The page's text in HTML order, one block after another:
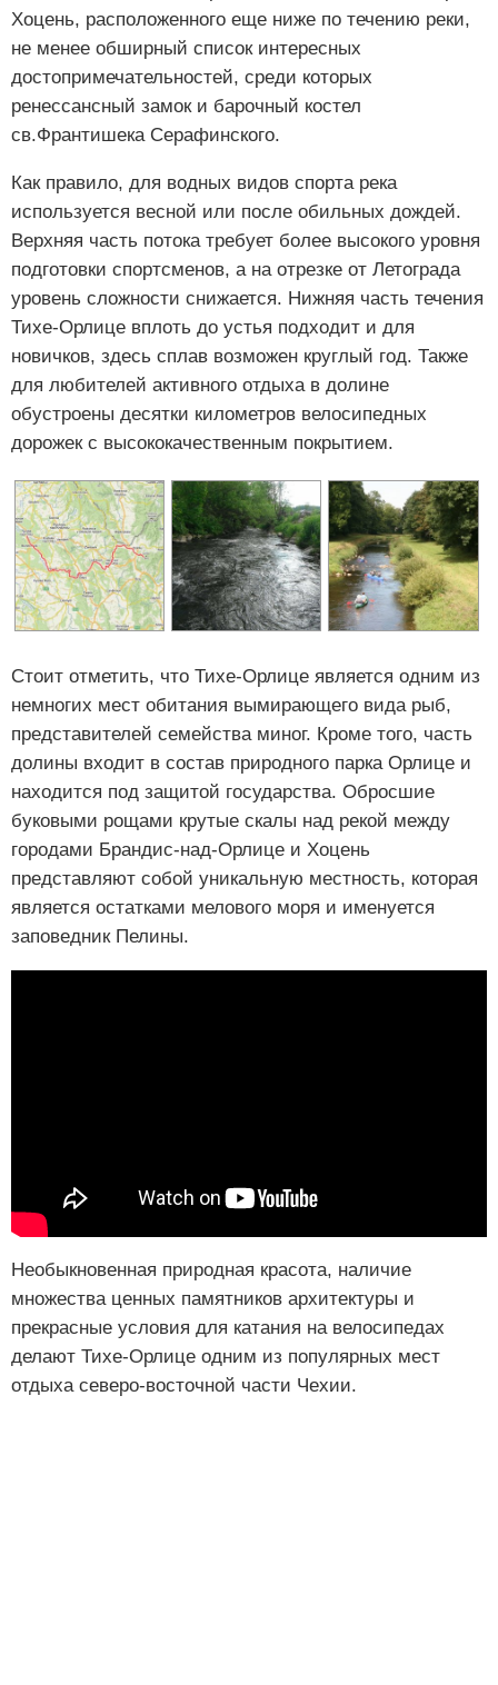
Хоцень, расположенного еще ниже по течению реки,
не менее обширный список интересных
достопримечательностей, среди которых
ренессансный замок и барочный костел
св.Франтишека Серафинского.
Как правило, для водных видов спорта река
используется весной или после обильных дождей.
Верхняя часть потока требует более высокого уровня
подготовки спортсменов, а на отрезке от Летограда
уровень сложности снижается. Нижняя часть течения
Тихе-Орлице вплоть до устья подходит и для
новичков, здесь сплав возможен круглый год. Также
для любителей активного отдыха в долине
обустроены десятки километров велосипедных
дорожек с высококачественным покрытием.
Стоит отметить, что Тихе-Орлице является одним из
немногих мест обитания вымирающего вида рыб,
представителей семейства миног. Кроме того, часть
долины входит в состав природного парка Орлице и
находится под защитой государства. Обросшие
буковыми рощами крутые скалы над рекой между
городами Брандис-над-Орлице и Хоцень
представляют собой уникальную местность, которая
является остатками мелового моря и именуется
заповедник Пелины.
Необыкновенная природная красота, наличие
множества ценных памятников архитектуры и
прекрасные условия для катания на велосипедах
делают Тихе-Орлице одним из популярных мест
отдыха северо-восточной части Чехии.